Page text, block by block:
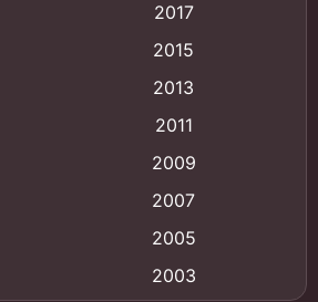
น
2017
2015
2013
2011
2009
2007
2005
2003